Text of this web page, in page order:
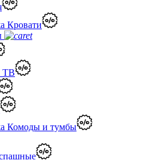
Кровати
ТВ
Комоды и тумбы